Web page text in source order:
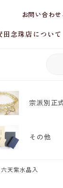
お問い合わせ
田念珠店について
宗派別正
その他
天紫水晶入